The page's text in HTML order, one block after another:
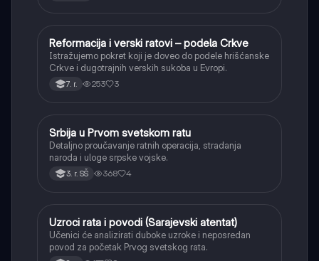
Istorija
Reformacija i verski ratovi – podela Crkve
Istražujemo pokret koji je doveo do podele hrišćanske
Crkve i dugotrajnih verskih sukoba u Evropi.
7. r. 253 3
Istorija
Srbija u Prvom svetskom ratu
Detaljno proučavanje ratnih operacija, stradanja
naroda i uloge srpske vojske.
3. r. SŠ 368 4
Istorija
Uzroci rata i povodi (Sarajevski atentat)
Učenici će analizirati duboke uzroke i neposredan
povod za početak Prvog svetskog rata.